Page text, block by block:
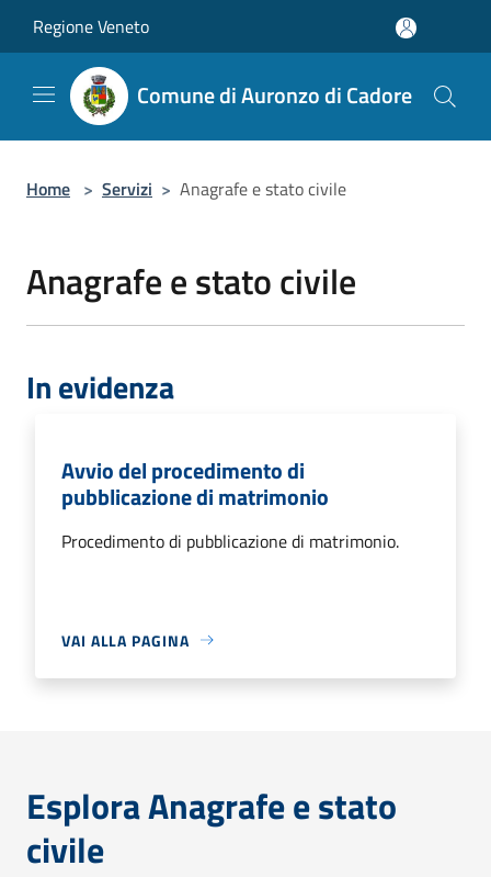
Regione Veneto
Comune di Auronzo di Cadore
Home > Servizi > Anagrafe e stato civile
Anagrafe e stato civile
In evidenza
Avvio del procedimento di
pubblicazione di matrimonio
Procedimento di pubblicazione di matrimonio.
VAI ALLA PAGINA
Esplora Anagrafe e stato
civile